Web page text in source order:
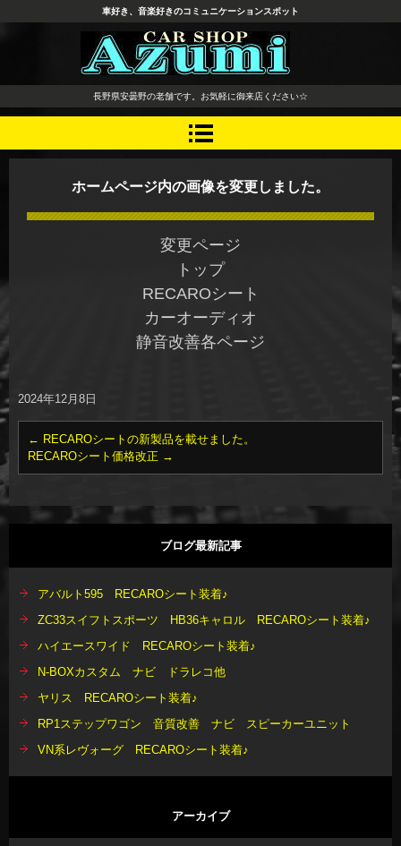
長野県 安曇野市 タイヤ ホ
イール デッドニング カーオ
ーディオ レカロシート
車好き、音楽好きのコミュニケーションスポット
長野県安曇野の老舗です。お気軽に御来店ください☆
ホームページ内の画像を変更しました。
変更ページ
トップ
RECAROシート
カーオーディオ
静音改善各ページ
2024年12月8日
← RECAROシートの新製品を載せました。
RECAROシート価格改正 →
ブログ最新記事
アバルト595 RECAROシート装着♪
ZC33スイフトスポーツ HB36キャロル RECAROシート装着♪
ハイエースワイド RECAROシート装着♪
N-BOXカスタム ナビ ドラレコ他
ヤリス RECAROシート装着♪
RP1ステップワゴン 音質改善 ナビ スピーカーユニット
VN系レヴォーグ RECAROシート装着♪
アーカイブ